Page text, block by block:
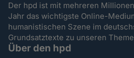
Der hpd ist mit mehreren
Jahr das wichtigste Online-
humanistischen Szene im
Grundsatztexte zu unseren
Über den hpd